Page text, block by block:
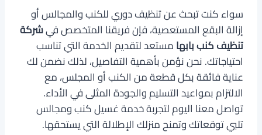
سواء كنت تبحث عن تنظيف دوري للكنب والمجالس أو
إزالة البقع المستعصية، فإن فريقنا المتخصص فيشركة
تنظيف كنب بابهامستعد لتقديم الخدمة التي تناسب
احتياجاتك. نحن نؤمن بأهمية التفاصيل، لذلك نضمن لك
عناية فائقة بكل قطعة من الكنب أو المجلس، مع
الالتزام بمواعيد التسليم والجودة المثلى في الأداء.
تواصل معنا اليوم لتجربة خدمة غسيل كنب ومجالس
تلبي توقعاتك وتمنح منزلك الإطلالة التي يستحقها.